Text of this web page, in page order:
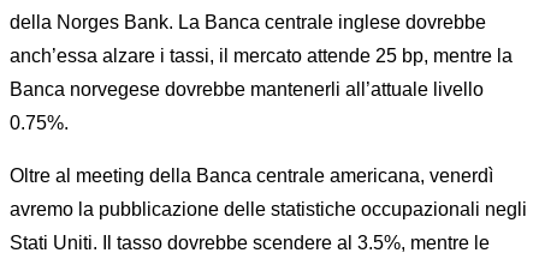
della Norges Bank. La Banca centrale inglese dovrebbe
anch’essa alzare i tassi, il mercato attende 25 bp, mentre la
Banca norvegese dovrebbe mantenerli all’attuale livello
0.75%.
Oltre al meeting della Banca centrale americana, venerdì
avremo la pubblicazione delle statistiche occupazionali negli
Stati Uniti. Il tasso dovrebbe scendere al 3.5%, mentre le